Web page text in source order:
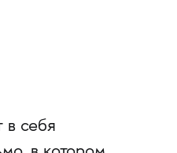
в себя